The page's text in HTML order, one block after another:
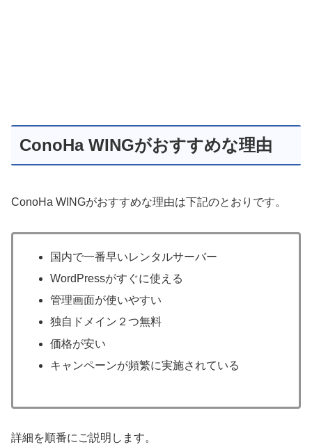
ConoHa WINGがおすすめな理由
ConoHa WINGがおすすめな理由は下記のとおりです。
国内で一番早いレンタルサーバー
WordPressがすぐに使える
管理画面が使いやすい
独自ドメイン２つ無料
価格が安い
キャンペーンが頻繁に実施されている
詳細を順番にご説明します。